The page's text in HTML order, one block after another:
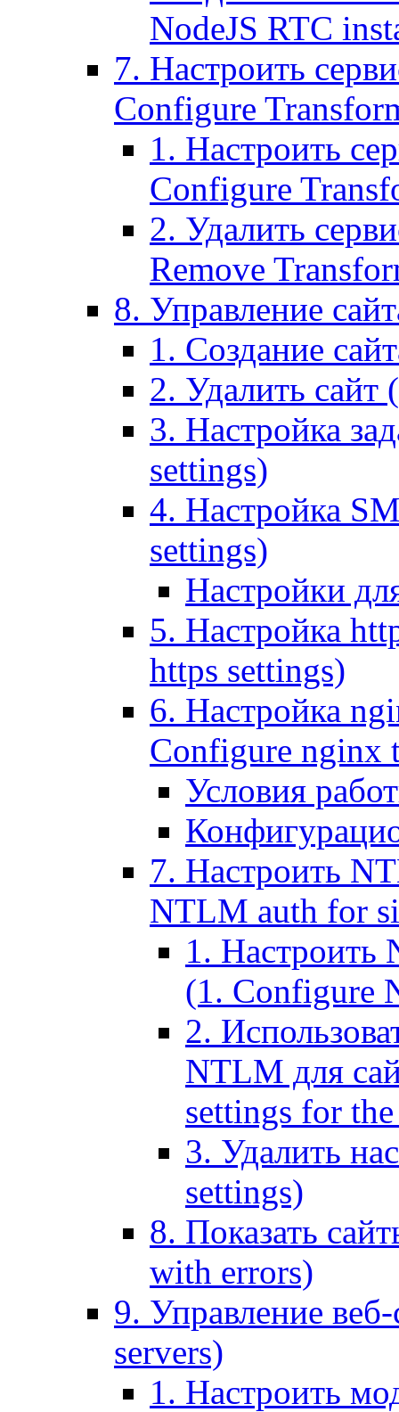
NodeJS RTC
7. Настроить
Configure
1. Настроить
Configure
2. Удалить
Remove
8. Управление
1. Создание
2. Удалить сайт
3. Настройка
settings)
4. Настройка
settings)
Настройки
5. Настройка
https settings)
6. Настройка
Configure nginx
Условия
7. Настроить
NTLM auth for
1. Настроить
(1. Configure
2.
NTLM для
settings for
3. Удалить
settings)
8. Показать
with errors)
9. Управление
servers)
1. Настроить